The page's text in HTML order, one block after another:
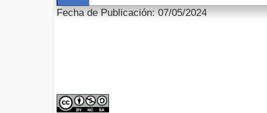
Fecha de Publicación: 07/05/2024